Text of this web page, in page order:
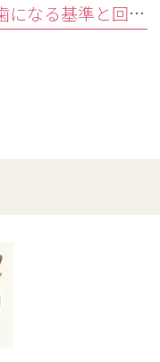
歯周病の進行で歯を失う？抜歯になる基準と回避する3つの予防法